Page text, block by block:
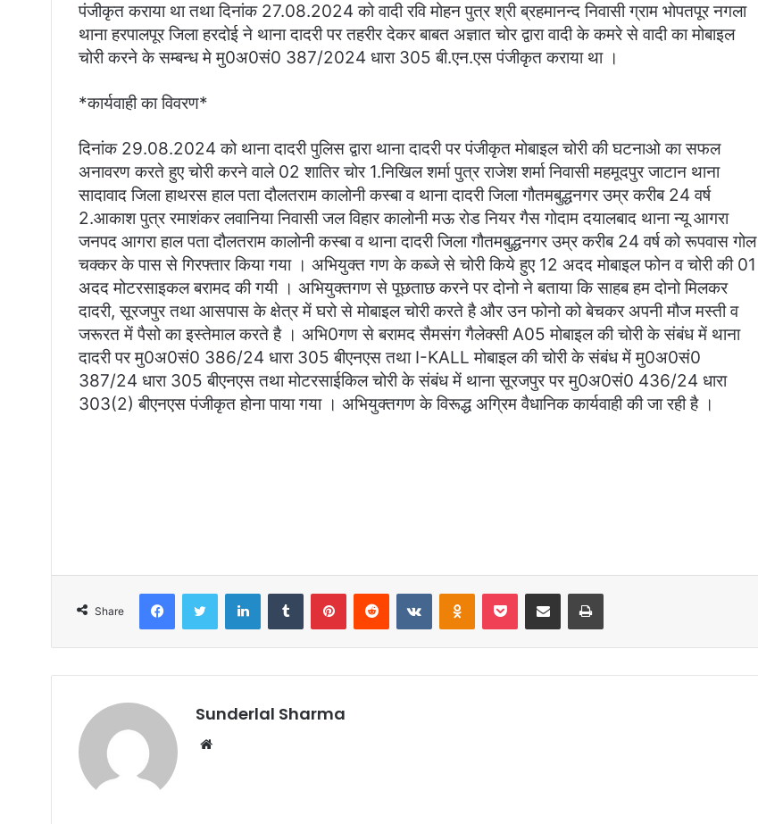
पंजीकृत कराया था तथा दिनांक 27.08.2024 को वादी रवि मोहन पुत्र श्री ब्रहमानन्द निवासी ग्राम भोपतपूर नगला
थाना हरपालपूर जिला हरदोई ने थाना दादरी पर तहरीर देकर बाबत अज्ञात चोर द्वारा वादी के कमरे से वादी का मोबाइल
चोरी करने के सम्बन्ध मे मु0अ0सं0 387/2024 धारा 305 बी.एन.एस पंजीकृत कराया था ।
*कार्यवाही का विवरण*
दिनांक 29.08.2024 को थाना दादरी पुलिस द्वारा थाना दादरी पर पंजीकृत मोबाइल चोरी की घटनाओ का सफल
अनावरण करते हुए चोरी करने वाले 02 शातिर चोर 1.निखिल शर्मा पुत्र राजेश शर्मा निवासी महमूदपुर जाटान थाना
सादावाद जिला हाथरस हाल पता दौलतराम कालोनी कस्बा व थाना दादरी जिला गौतमबुद्धनगर उम्र करीब 24 वर्ष
2.आकाश पुत्र रमाशंकर लवानिया निवासी जल विहार कालोनी मऊ रोड नियर गैस गोदाम दयालबाद थाना न्यू आगरा
जनपद आगरा हाल पता दौलतराम कालोनी कस्बा व थाना दादरी जिला गौतमबुद्धनगर उम्र करीब 24 वर्ष को रूपवास गोल
चक्कर के पास से गिरफ्तार किया गया । अभियुक्त गण के कब्जे से चोरी किये हुए 12 अदद मोबाइल फोन व चोरी की 01
अदद मोटरसाइकल बरामद की गयी । अभियुक्तगण से पूछताछ करने पर दोनो ने बताया कि साहब हम दोनो मिलकर
दादरी, सूरजपुर तथा आसपास के क्षेत्र में घरो से मोबाइल चोरी करते है और उन फोनो को बेचकर अपनी मौज मस्ती व
जरूरत में पैसो का इस्तेमाल करते है । अभि0गण से बरामद सैमसंग गैलेक्सी A05 मोबाइल की चोरी के संबंध में थाना
दादरी पर मु0अ0सं0 386/24 धारा 305 बीएनएस तथा I-KALL मोबाइल की चोरी के संबंध में मु0अ0सं0
387/24 धारा 305 बीएनएस तथा मोटरसाईकिल चोरी के संबंध में थाना सूरजपुर पर मु0अ0सं0 436/24 धारा
303(2) बीएनएस पंजीकृत होना पाया गया । अभियुक्तगण के विरूद्ध अग्रिम वैधानिक कार्यवाही की जा रही है ।
Share
FacebookTwitter LinkedInTumblr PinterestReddit VKontakteOdnoklassniki
Pocket Share via Email Print
Sunderlal Sharma
Website